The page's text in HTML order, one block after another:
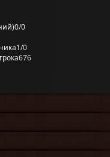
0/0
1/0
676